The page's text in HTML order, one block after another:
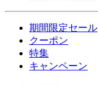
期間限定セール
クーポン
特集
キャンペーン